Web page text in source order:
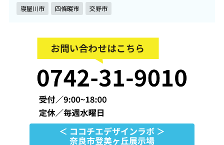
寝屋川市 四條畷市 交野市